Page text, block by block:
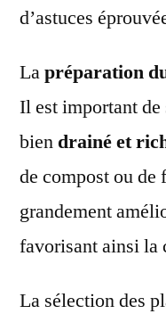
d’astuces
Lapréparation
Il est important de
bien drainé et
de compost ou de
grandement
favorisant ainsi la
La sélection des